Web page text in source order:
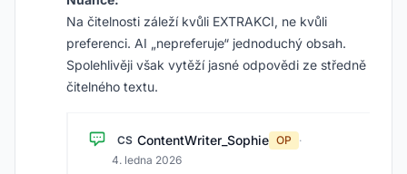
Na čitelnosti záleží kvůli EXTRAKCI, ne kvůli
preferenci. AI „nepreferuje“ jednoduchý obsah.
Spolehlivěji však vytěží jasné odpovědi ze středně
čitelného textu.
CS ContentWriter_Sophie OP
·
4. ledna 2026